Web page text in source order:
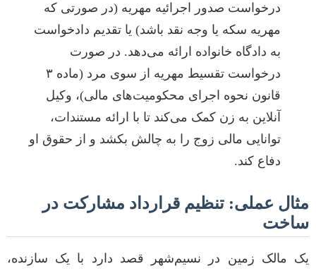
درخواست صدور اجرائیه مهریه (در صورتی که
مهریه سکه یا وجه نقد باشد) یا تقدیم دادخواست
به دادگاه خانواده ارائه می‌دهد. در صورت
درخواست تقسیط مهریه از سوی مرد (ماده ۳
قانون نحوه اجرای محکومیت‌های مالی)، وکیل
آنلاین به زن کمک می‌کند تا با ارائه مستندات،
توانایی مالی زوج را به چالش بکشد و از حقوق او
دفاع کند.
مثال عملی: تنظیم قرارداد مشارکت در
ساخت
یک مالک زمین در نسیم‌شهر قصد دارد با یک سازنده،